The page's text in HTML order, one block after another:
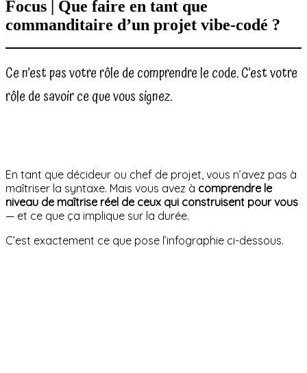
Focus | Que faire en tant que
commanditaire d’un projet vibe-codé ?
Ce n’est pas votre rôle de comprendre le code. C’est votre
rôle de savoir ce que vous signez.
En tant que décideur ou chef de projet, vous n’avez pas à
maîtriser la syntaxe. Mais vous avez à comprendre le
niveau de maîtrise réel de ceux qui construisent pour vous
— et ce que ça implique sur la durée.
C’est exactement ce que pose l’infographie ci-dessous.